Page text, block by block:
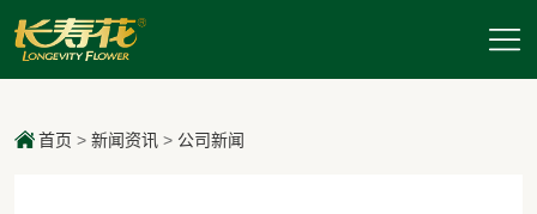
首页 > 新闻资讯> 公司新闻